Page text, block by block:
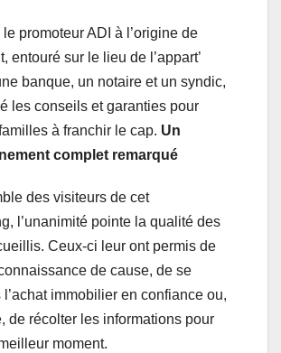
le promoteur ADI à l’origine de
entouré sur le lieu de l’appart’
banque, un notaire et un syndic,
les conseils et garanties pour
à franchir le cap. Un
complet remarqué
des visiteurs de cet
l’unanimité pointe la qualité des
Ceux-ci leur ont permis de
de cause, de se
l’achat immobilier en confiance ou,
de récolter les informations pour
moment.